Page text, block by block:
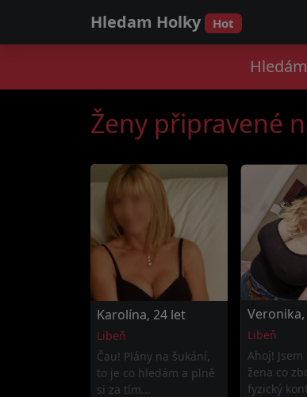
Hledam Holky Hot
Ženy připravené
Karolína, 24 let
Libeň
Čau! Plány na šukání,
to je co hledám a plně
si za tím...
Libeň
Ahoj!
žena co
fyzický